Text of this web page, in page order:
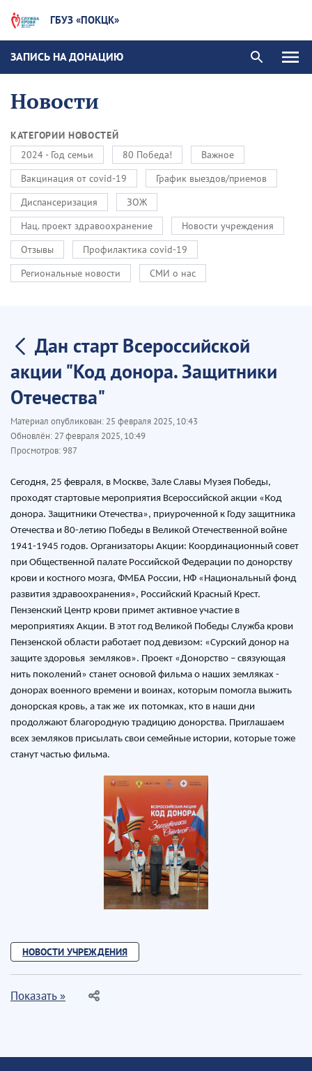
ГБУЗ «ПОКЦК»
ЗАПИСЬ НА ДОНАЦИЮ
Новости
КАТЕГОРИИ НОВОСТЕЙ
2024 - Год семьи
80 Победа!
Важное
Вакцинация от covid-19
График выездов/приемов
Диспансеризация
ЗОЖ
Нац. проект здравоохранение
Новости учреждения
Отзывы
Профилактика covid-19
Региональные новости
СМИ о нас
Дан старт Всероссийской
акции "Код донора. Защитники
Отечества"
Материал опубликован: 25 февраля 2025, 10:43
Обновлён: 27 февраля 2025, 10:49
Просмотров:987
Сегодня, 25 февраля, в Москве, Зале Славы Музея Победы,
проходят стартовые мероприятия Всероссийской акции «Код
донора. Защитники Отечества», приуроченной к Году защитника
Отечества и 80-летию Победы в Великой Отечественной войне
1941-1945 годов. Организаторы Акции: Координационный совет
при Общественной палате Российской Федерации по донорству
крови и костного мозга, ФМБА России, НФ «Национальный фонд
развития здравоохранения», Российский Красный Крест.
Пензенский Центр крови примет активное участие в
мероприятиях Акции. В этот год Великой Победы Служба крови
Пензенской области работает под девизом: «Сурский донор на
защите здоровья земляков». Проект «Донорство – связующая
нить поколений» станет основой фильма о наших земляках -
донорах военного времени и воинах, которым помогла выжить
донорская кровь, а так же их потомках, кто в наши дни
продолжают благородную традицию донорства. Приглашаем
всех земляков присылать свои семейные истории, которые тоже
станут частью фильма.
НОВОСТИ УЧРЕЖДЕНИЯ
Показать »